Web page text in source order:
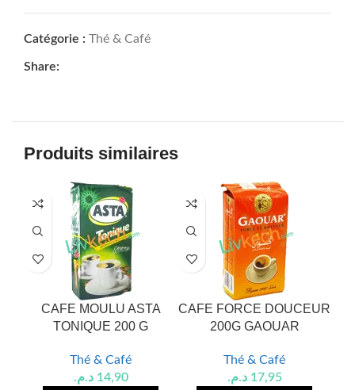
Catégorie : Thé & Café
Share:
Produits similaires
CAFE MOULU ASTA
TONIQUE 200 G
Thé & Café
14,90 د.م.
CAFE FORCE DOUCEUR
200G GAOUAR
Thé & Café
17,95 د.م.